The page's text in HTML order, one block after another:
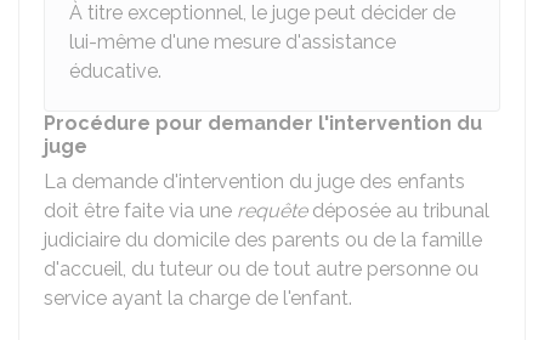
À titre exceptionnel, le juge peut décider de
lui-même d'une mesure d'assistance
éducative.
Procédure pour demander l'intervention du
juge
La demande d'intervention du juge des enfants
doit être faite via une requêtedéposée au tribunal
judiciaire du domicile des parents ou de la famille
d'accueil, du tuteur ou de tout autre personne ou
service ayant la charge de l'enfant.